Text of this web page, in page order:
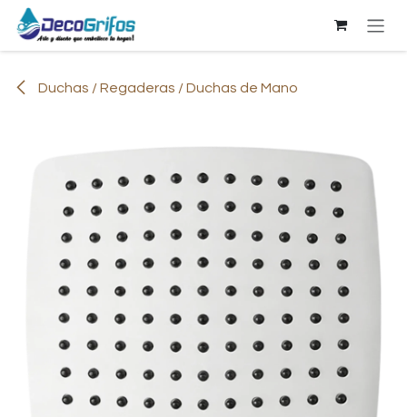
Ir al contenido
Duchas / Regaderas / Duchas de Mano